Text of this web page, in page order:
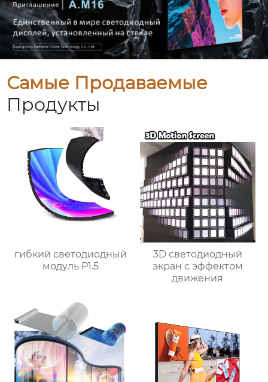
Самые Продаваемые
Продукты
гибкий светодиодный
модуль P1.5
3D светодиодный
экран с эффектом
движения